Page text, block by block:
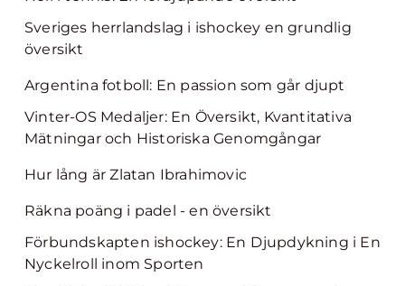
Sveriges herrlandslag i ishockey en grundlig
översikt
Argentina fotboll: En passion som går djupt
Vinter-OS Medaljer: En Översikt, Kvantitativa
Mätningar och Historiska Genomgångar
Hur lång är Zlatan Ibrahimovic
Räkna poäng i padel - en översikt
Förbundskapten ishockey: En Djupdykning i En
Nyckelroll inom Sporten